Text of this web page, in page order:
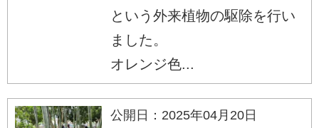
という外来植物の駆除を行い
ました。
オレンジ色...
公開日：2025年04月20日